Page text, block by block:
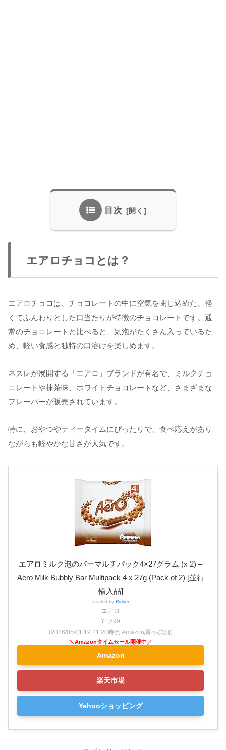
目次
エアロチョコとは？
エアロチョコは、チョコレートの中に空気を閉じ込めた、軽
くてふんわりとした口当たりが特徴のチョコレートです。通
常のチョコレートと比べると、気泡がたくさん入っているた
め、軽い食感と独特の口溶けを楽しめます。
ネスレが展開する「エアロ」ブランドが有名で、ミルクチョ
コレートや抹茶味、ホワイトチョコレートなど、さまざまな
フレーバーが販売されています。
特に、おやつやティータイムにぴったりで、食べ応えがあり
ながらも軽やかな甘さが人気です。
エアロミルク泡のバーマルチパック4×27グラム (x 2) –
Aero Milk Bubbly Bar Multipack 4 x 27g (Pack of 2) [並行
輸入品]
created by Rinker
エアロ
¥1,599
(2026/05/01 19:21:20時点 Amazon調べ-詳細)
Amazon
楽天市場
Yahooショッピング